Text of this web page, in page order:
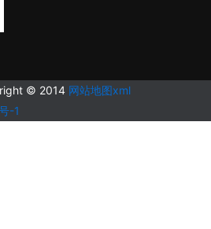
© 2014 网站地图xml
-1